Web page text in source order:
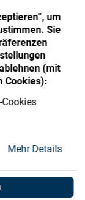
um
Sie
(mit
Cookies):
Cookies
Mehr Details